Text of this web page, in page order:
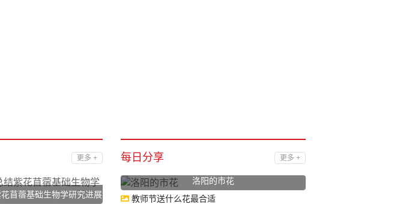
更多 +
苜蓿基础生物学研究进展
每日分享 更多 +
洛阳的市花
教师节送什么花最合适